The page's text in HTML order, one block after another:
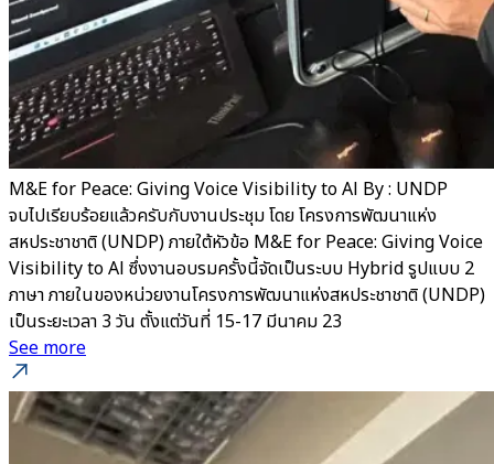
M&E for Peace: Giving Voice Visibility to Al By : UNDP
จบไปเรียบร้อยแล้วครับกับงานประชุม โดย โครงการพัฒนาแห่ง
สหประชาชาติ (UNDP) ภายใต้หัวข้อ M&E for Peace: Giving Voice
Visibility to Al ซึ่งงานอบรมครั้งนี้จัดเป็นระบบ Hybrid รูปแบบ 2
ภาษา ภายในของหน่วยงานโครงการพัฒนาแห่งสหประชาชาติ (UNDP)
เป็นระยะเวลา 3 วัน ตั้งแต่วันที่ 15-17 มีนาคม 23
See more